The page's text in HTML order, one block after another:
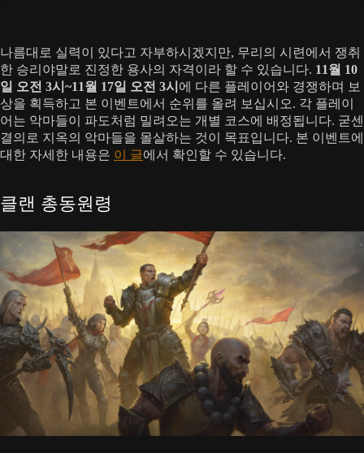
나름대로 실력이 있다고 자부하시겠지만, 무리의 시련에서 쟁취
한 승리야말로 진정한 용사의 자격이라 할 수 있습니다. 11월 10
일 오전 3시~11월 17일 오전 3시 에 다른 플레이어와 경쟁하며 보
상을 획득하고 본 이벤트에서 순위를 올려 보십시오. 각 플레이
어는 악마들이 파도처럼 밀려오는 개별 코스에 배정됩니다. 굳센
결의로 지옥의 악마들을 몰살하는 것이 목표입니다. 본 이벤트에
대한 자세한 내용은 이 글에서 확인할 수 있습니다.
클랜 총동원령